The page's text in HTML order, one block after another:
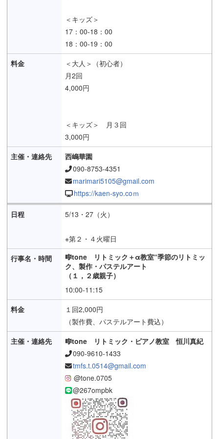
＜キッズ＞
17：00-18：00
18：00-19：00
＜大人＞（初心者）
月2回
4,000円
＜キッズ＞ 月３回
3,000円
西嶋華園
090-8753-4351
marimari5105@gmail.com
https://kaen-syo.coｍ
5/13・27（火）
※第２・４火曜日
🎼tone リトミック＋α教室“季節のリトミッ
ク、製作・パステルアート
（１，２歳親子）
10:00-11:15
１回2,000円
（製作費、パステルアート費込）
🎼tone リトミック・ピアノ教室 恒川真紀
090-9610-1433
tmfs.t.0514@gmail.com
@tone.0705
@267ompbk